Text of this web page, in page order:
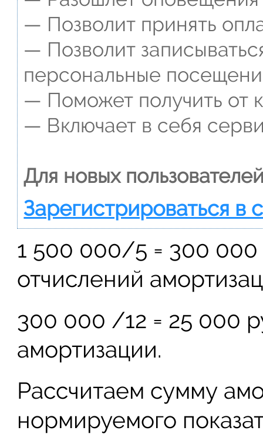
— Позволит принять
— Позволит
персональные
— Поможет получить от
— Включает в себя
Для новых
Зарегистрироваться в
1 500 000/5 = 300
отчислений
300 000 /12 = 25 000
амортизации.
Рассчитаем сумму
нормируемого